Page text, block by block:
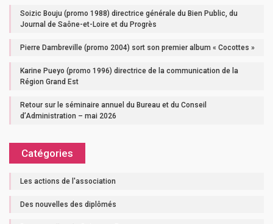
Soizic Bouju (promo 1988) directrice générale du Bien Public, du
Journal de Saône-et-Loire et du Progrès
Pierre Dambreville (promo 2004) sort son premier album « Cocottes »
Karine Pueyo (promo 1996) directrice de la communication de la
Région Grand Est
Retour sur le séminaire annuel du Bureau et du Conseil
d’Administration – mai 2026
Catégories
Les actions de l'association
Des nouvelles des diplômés